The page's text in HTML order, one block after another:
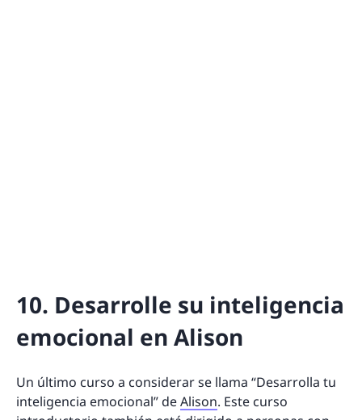
10. Desarrolle su inteligencia
emocional en Alison
Un último curso a considerar se llama “Desarrolla tu
inteligencia emocional” deAlison. Este curso